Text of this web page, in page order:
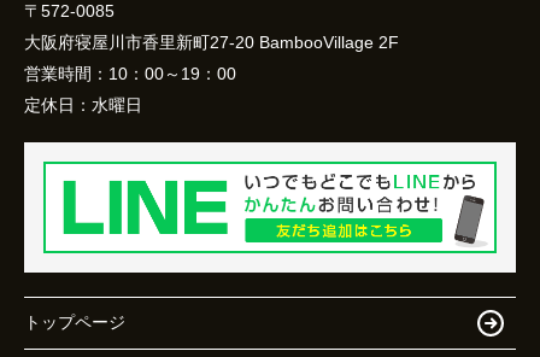
〒572-0085
大阪府寝屋川市香里新町27-20 BambooVillage 2F
営業時間： 10：00～19：00
定休日： 水曜日
トップページ